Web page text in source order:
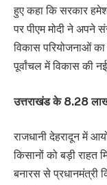
हुए कहा कि सरकार
पर पीएम मोदी ने अपने
विकास परियोजनाओं
पूर्वांचल में विकास की
उत्तराखंड के 8.28
राजधानी देहरादून में
किसानों को बड़ी राहत
बनारस से प्रधानमंत्री